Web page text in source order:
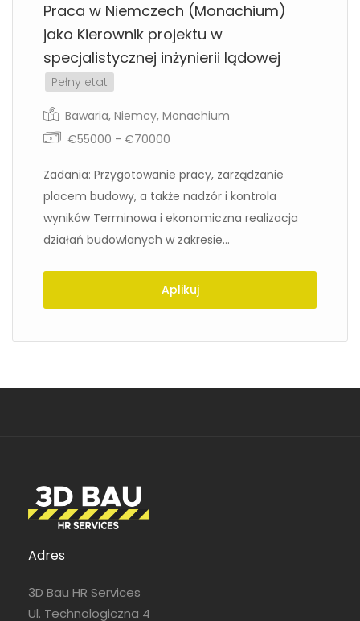
Praca w Niemczech (Monachium)
jako Kierownik projektu w
specjalistycznej inżynierii lądowej
Pełny etat
Bawaria, Niemcy, Monachium
€55000 - €70000
Zadania: Przygotowanie pracy, zarządzanie
placem budowy, a także nadzór i kontrola
wyników Terminowa i ekonomiczna realizacja
działań budowlanych w zakresie...
Aplikuj
Adres
3D Bau HR Services
Ul. Technologiczna 4